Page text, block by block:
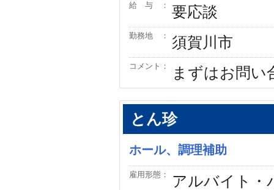
給 与 ： 要応談
勤務地 ： 須賀川市
コメント： まずはお問い
とん珍
ホール、調理補助
雇用形態： アルバイト・